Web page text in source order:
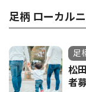
足柄 ローカル
足
松
者